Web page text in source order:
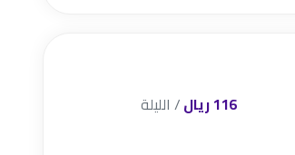
116 ريال / الليلة